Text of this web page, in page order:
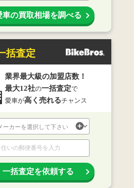
車の買取相場を調べる
括査定
業界最大級の加盟店数！
最大12社の一括査定で
愛車が高く売れるチャンス
一括査定を依頼する